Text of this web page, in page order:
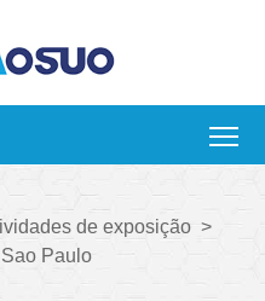
de exposição >
Paulo